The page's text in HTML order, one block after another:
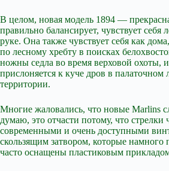
В целом, новая модель 1894 —
правильно балансирует, чувствует себя
руке. Она также чувствует себя как
по лесному хребту в поисках
ножны седла во время верховой охоты,
прислоняется к куче дров в палаточном
территории.
Многие жаловались, что новые Marlins
думаю, это отчасти потому, что стрелки
современными и очень доступными
скользящим затвором, которые намного
часто оснащены пластиковым